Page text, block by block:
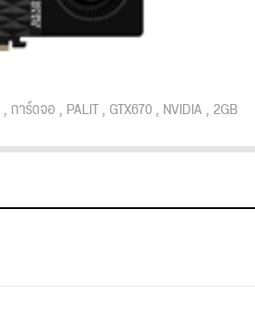
การ์ดจอ PALIT GTX670 NVIDIA 2GB